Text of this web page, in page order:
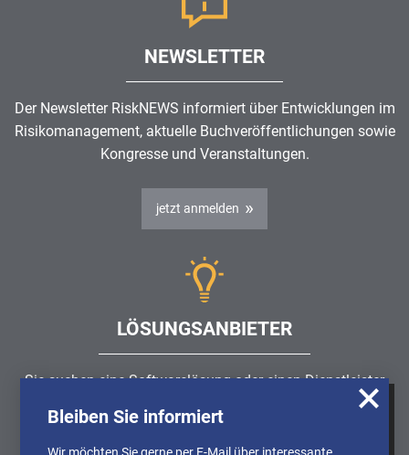
Wir nutzen Cookies, um u.A. anonymisierte
Informationen über die Nutzung unserer
NEWSLETTER
Der Newsletter RiskNEWS informiert über Entwicklungen im
Risikomanagement, aktuelle Buchveröffentlichungen sowie
Kongresse und Veranstaltungen.
jetzt anmelden
LÖSUNGSANBIETER
Sie suchen eine Softwarelösung oder einen Dienstleister
, IKS oder
ISMS?
Bleiben Sie informiert